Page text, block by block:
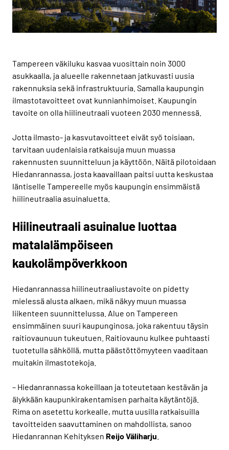
Tampereen väkiluku kasvaa vuosittain noin 3000
asukkaalla, ja alueelle rakennetaan jatkuvasti uusia
rakennuksia sekä infrastruktuuria. Samalla kaupungin
ilmastotavoitteet ovat kunnianhimoiset. Kaupungin
tavoite on olla hiilineutraali vuoteen 2030 mennessä.
Jotta ilmasto- ja kasvutavoitteet eivät syö toisiaan,
tarvitaan uudenlaisia ratkaisuja muun muassa
rakennusten suunnitteluun ja käyttöön. Näitä pilotoidaan
Hiedanrannassa, josta kaavaillaan paitsi uutta keskustaa
läntiselle Tampereelle myös kaupungin ensimmäistä
hiilineutraalia asuinaluetta.
Hiilineutraali asuinalue luottaa
matalalämpöiseen
kaukolämpöverkkoon
Hiedanrannassa hiilineutraaliustavoite on pidetty
mielessä alusta alkaen, mikä näkyy muun muassa
liikenteen suunnittelussa. Alue on Tampereen
ensimmäinen suuri kaupunginosa, joka rakentuu täysin
raitiovaunuun tukeutuen. Raitiovaunu kulkee puhtaasti
tuotetulla sähköllä, mutta päästöttömyyteen vaaditaan
muitakin ilmastotekoja.
– Hiedanrannassa kokeillaan ja toteutetaan kestävän ja
älykkään kaupunkirakentamisen parhaita käytäntöjä.
Rima on asetettu korkealle, mutta uusilla ratkaisuilla
tavoitteiden saavuttaminen on mahdollista, sanoo
Hiedanrannan Kehityksen ReijoVäliharju